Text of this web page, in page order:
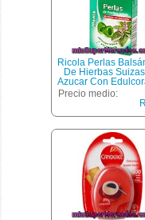
Ricola Perlas
De Hierbas
Azucar Con
Sabor Menta Caja
Precio medio: